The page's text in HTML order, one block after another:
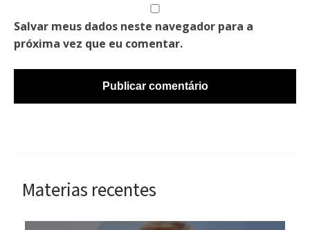
Salvar meus dados neste navegador para a
próxima vez que eu comentar.
Materias recentes